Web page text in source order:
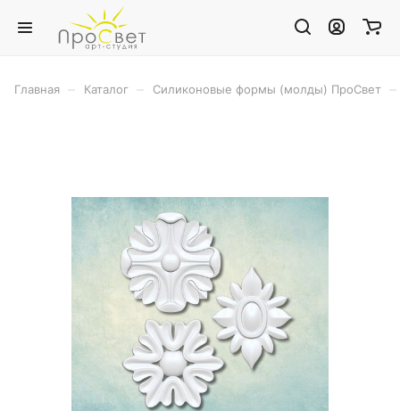
Главная Каталог Силиконовые формы (молды) ПроСвет